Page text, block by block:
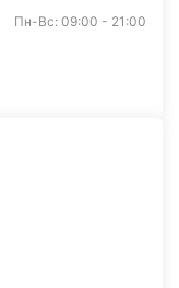
Пн-Вс: 09:00 - 21:00